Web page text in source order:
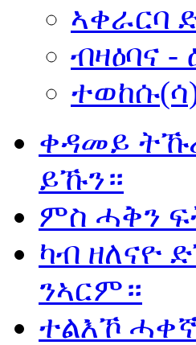
ኣቀራርባ
ብዛዕባና -
ቀዳመይ
ይኹን።
ምስ ሓቅን
ካብ ዘለናዮ
ንኣርም።
ተልእኾ